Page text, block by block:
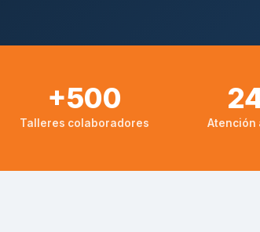
+500
Talleres colaboradores Atención